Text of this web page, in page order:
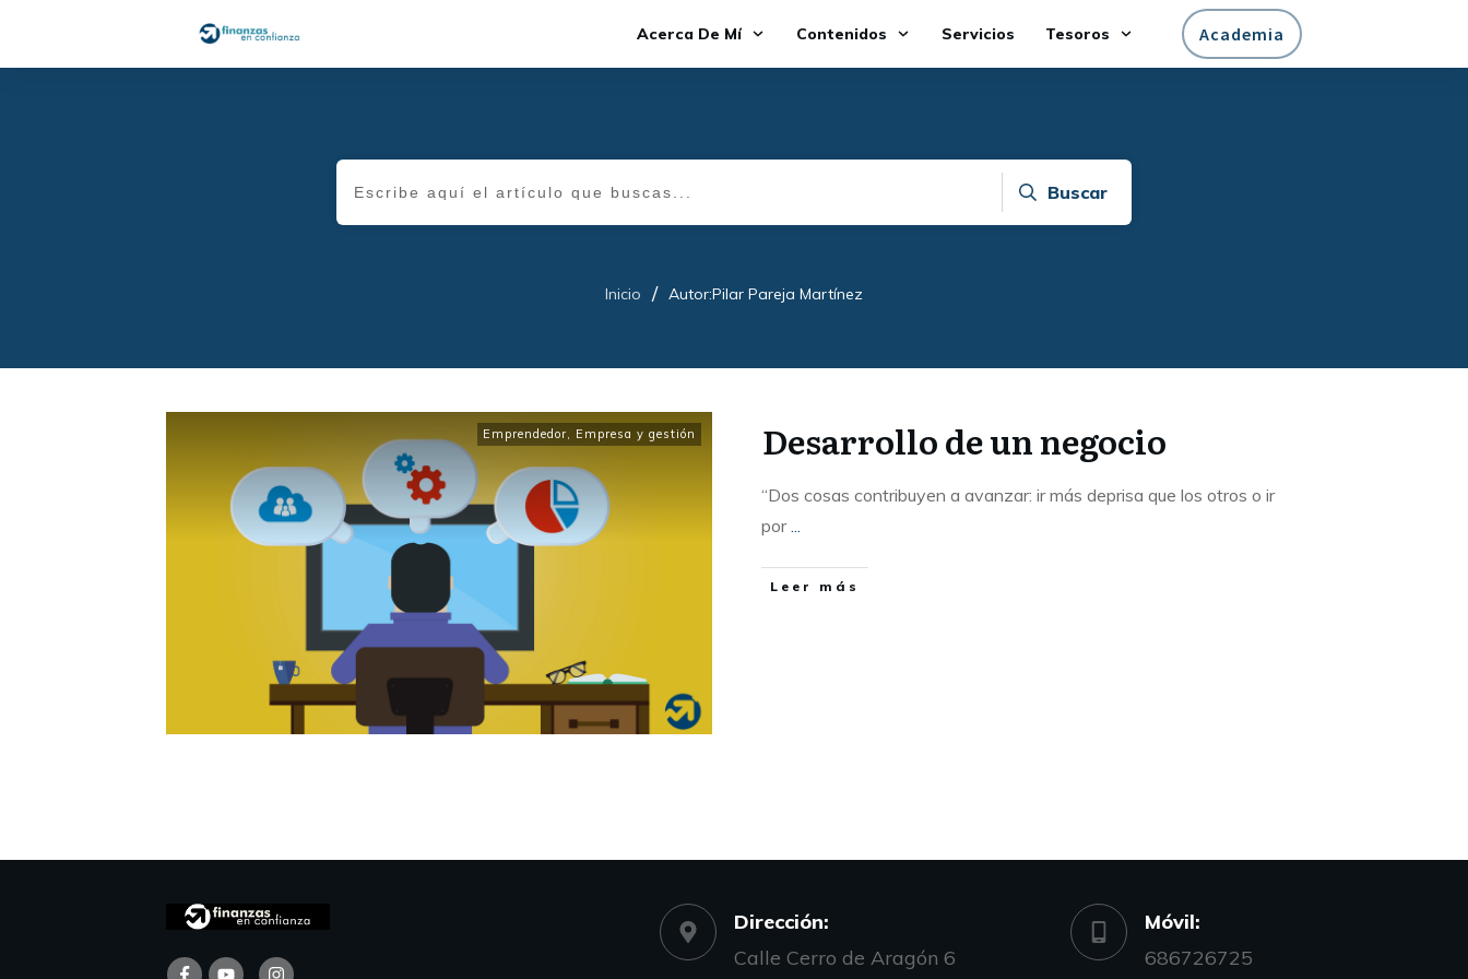
Acerca De Mí Contenidos Servicios Tesoros Academia
Buscar
Inicio / Autor:Pilar Pareja Martínez
Emprendedor, Empresa y gestión Desarrollo de un negocio
“Dos cosas contribuyen a avanzar: ir más deprisa que los otros o ir
por...
Leer más
Dirección:
Calle Cerro de Aragón 6
Móvil:
686726725